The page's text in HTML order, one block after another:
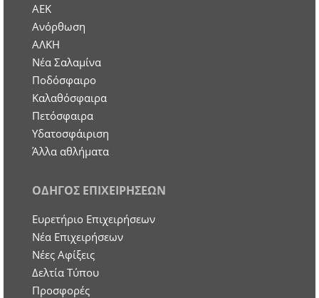
ΑΕΚ
Ανόρθωση
ΑΛΚΗ
Νέα Σαλαμίνα
Ποδόσφαιρο
Καλαθόσφαιρα
Πετόσφαιρα
Υδατοσφάιριση
Άλλα αθλήματα
ΟΔΗΓΟΣ ΕΠΙΧΕΙΡΗΣΕΩΝ
Ευρετήριο Επιχειρήσεων
Nέα Επιχειρήσεων
Νέες Αφίξεις
Δελτία Τύπου
Προσφορές